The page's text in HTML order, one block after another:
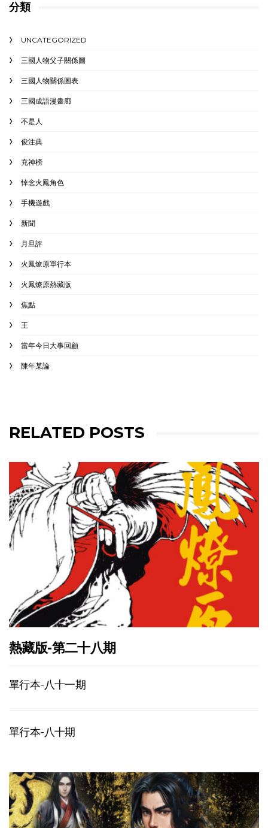
分類
UNCATEGORIZED
三國人物父子關係圖
三國人物關係圖表
三國成語漫畫廊
不是人
俊注典
充神榜
悼念火鳳角色
手機遊戲
新聞
月旦評
火鳳燎原單行本
火鳳燎原熱藏版
焦點
王
當年今日大事回顧
陳年某論
RELATED POSTS
熱藏版-第二十八期
單行本-八十一期
單行本-八十期